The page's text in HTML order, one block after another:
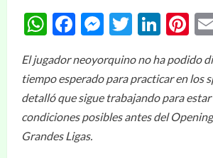
WhatsApp
Facebook
Messenger
Twitter
El jugador neoyorquino no ha podido
tiempo esperado para practicar en los
detalló que sigue trabajando para estar
condiciones posibles antes del
Grandes Ligas.